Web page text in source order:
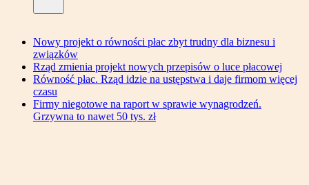
Nowy projekt o równości płac zbyt trudny dla biznesu i
związków
Rząd zmienia projekt nowych przepisów o luce płacowej
Równość płac. Rząd idzie na ustępstwa i daje firmom więcej
czasu
Firmy niegotowe na raport w sprawie wynagrodzeń.
Grzywna to nawet 50 tys. zł